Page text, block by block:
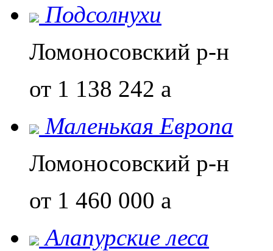
Подсолнухи
Ломоносовский р-н
от 1 138 242 a
Маленькая Европа
Ломоносовский р-н
от 1 460 000 a
Алапурские леса